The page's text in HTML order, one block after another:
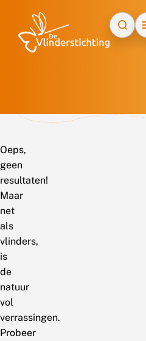
Oeps,
geen
resultaten!
Maar
net
als
vlinders,
is
de
natuur
vol
verrassingen.
Probeer